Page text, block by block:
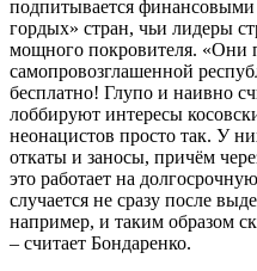
подпитывается
гордых» стран, чьи лидеры
мощного покровителя. «Они
самопровозглашенной
бесплатно! Глупо и наивно
лоббируют интересы
неонацистов просто так. У
откаты и заносы, причём
это работает на
случается не сразу после
например, и таким образом
– считает Бондаренко.